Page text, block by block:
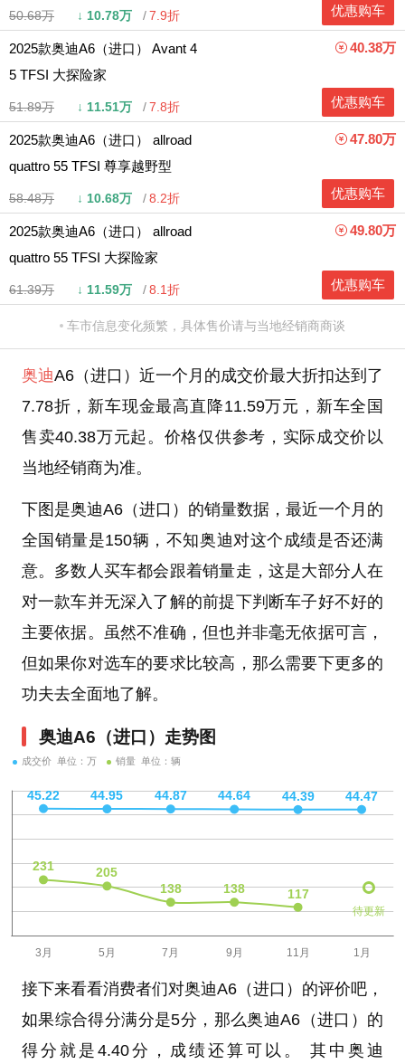
50.68万 ↓ 10.78万 7.9折 优惠购车
2025款奥迪A6（进口） Avant 4
5 TFSI 大探险家
51.89万 ↓ 11.51万 7.8折
40.38万
优惠购车
2025款奥迪A6（进口） allroad
quattro 55 TFSI 尊享越野型
58.48万 ↓ 10.68万 8.2折
47.80万
优惠购车
2025款奥迪A6（进口） allroad
quattro 55 TFSI 大探险家
61.39万 ↓ 11.59万 8.1折
49.80万
优惠购车
车市信息变化频繁，具体售价请与当地经销商商谈
奥迪A6（进口）近一个月的成交价最大折扣达到了
7.78折，新车现金最高直降11.59万元，新车全国
售卖40.38万元起。价格仅供参考，实际成交价以
当地经销商为准。
下图是奥迪A6（进口）的销量数据，最近一个月的
全国销量是150辆，不知奥迪对这个成绩是否还满
意。多数人买车都会跟着销量走，这是大部分人在
对一款车并无深入了解的前提下判断车子好不好的
主要依据。虽然不准确，但也并非毫无依据可言，
但如果你对选车的要求比较高，那么需要下更多的
功夫去全面地了解。
奥迪A6（进口）走势图
成交价 单位：万 销量 单位：辆
待更新
接下来看看消费者们对奥迪A6（进口）的评价吧，
如果综合得分满分是5分，那么奥迪A6（进口）的
得分就是4.40分，成绩还算可以。 其中奥迪